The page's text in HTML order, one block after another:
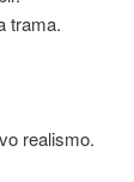
trama.
realismo.